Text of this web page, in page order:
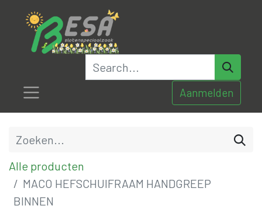
Aanmelden
Alle producten
MACO HEFSCHUIFRAAM HANDGREEP
BINNEN